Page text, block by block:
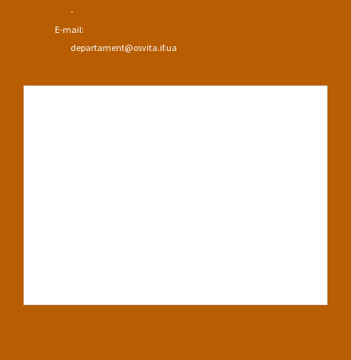
-
E-mail:
departament@osvita.if.ua